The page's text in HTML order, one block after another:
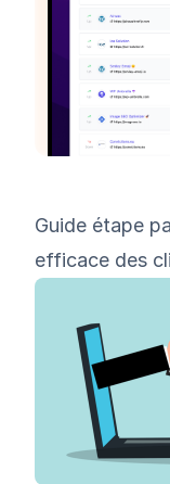
Guide étape
efficace des